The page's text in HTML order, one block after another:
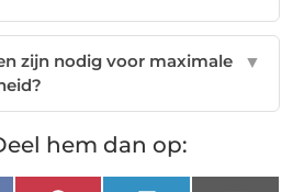
zijn nodig voor maximale
▼
hem dan op: